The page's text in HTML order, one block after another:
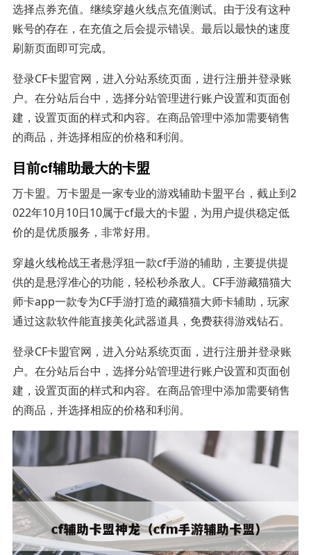
选择点券充值。继续穿越火线点充值测试。由于没有这种
账号的存在，在充值之后会提示错误。最后以最快的速度
刷新页面即可完成。
登录CF卡盟官网，进入分站系统页面，进行注册并登录账
户。在分站后台中，选择分站管理进行账户设置和页面创
建，设置页面的样式和内容。在商品管理中添加需要销售
的商品，并选择相应的价格和利润。
目前cf辅助最大的卡盟
万卡盟。万卡盟是一家专业的游戏辅助卡盟平台，截止到2
022年10月10日10属于cf最大的卡盟，为用户提供稳定低
价的是优质服务，非常好用。
穿越火线枪战王者悬浮狙一款cf手游的辅助，主要提供提
供的是悬浮准心的功能，轻松秒杀敌人。CF手游藏猫猫大
师卡app一款专为CF手游打造的藏猫猫大师卡辅助，玩家
通过这款软件能直接美化武器道具，免费获得游戏钻石。
登录CF卡盟官网，进入分站系统页面，进行注册并登录账
户。在分站后台中，选择分站管理进行账户设置和页面创
建，设置页面的样式和内容。在商品管理中添加需要销售
的商品，并选择相应的价格和利润。